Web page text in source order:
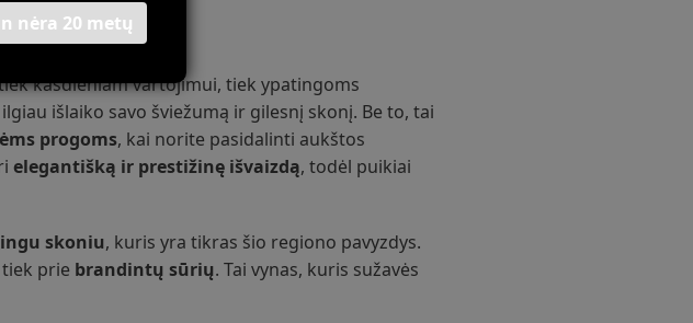
kasdieniam vartojimui, tiek ypatingoms
išlaiko savo šviežumą ir gilesnį skonį. Be to, tai
progoms, kai norite pasidalinti aukštos
elegantišką ir prestižinę išvaizdą, todėl puikiai
skoniu, kuris yra tikras šio regiono pavyzdys.
tiek prie brandintų sūrių. Tai vynas, kuris sužavės
nėra 20 metų